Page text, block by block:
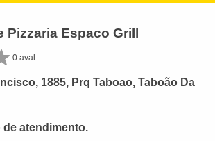
Pizzaria Espaco Grill
0 aval.
1885, Prq Taboao, Taboão Da
atendimento.